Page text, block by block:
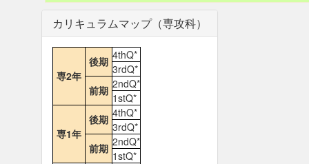
カリキュラムマップ（専攻科）
専2年
後期 4thQ*
3rdQ*
前期 2ndQ*
1stQ*
専1年
後期 4thQ*
3rdQ*
前期 2ndQ*
1stQ*